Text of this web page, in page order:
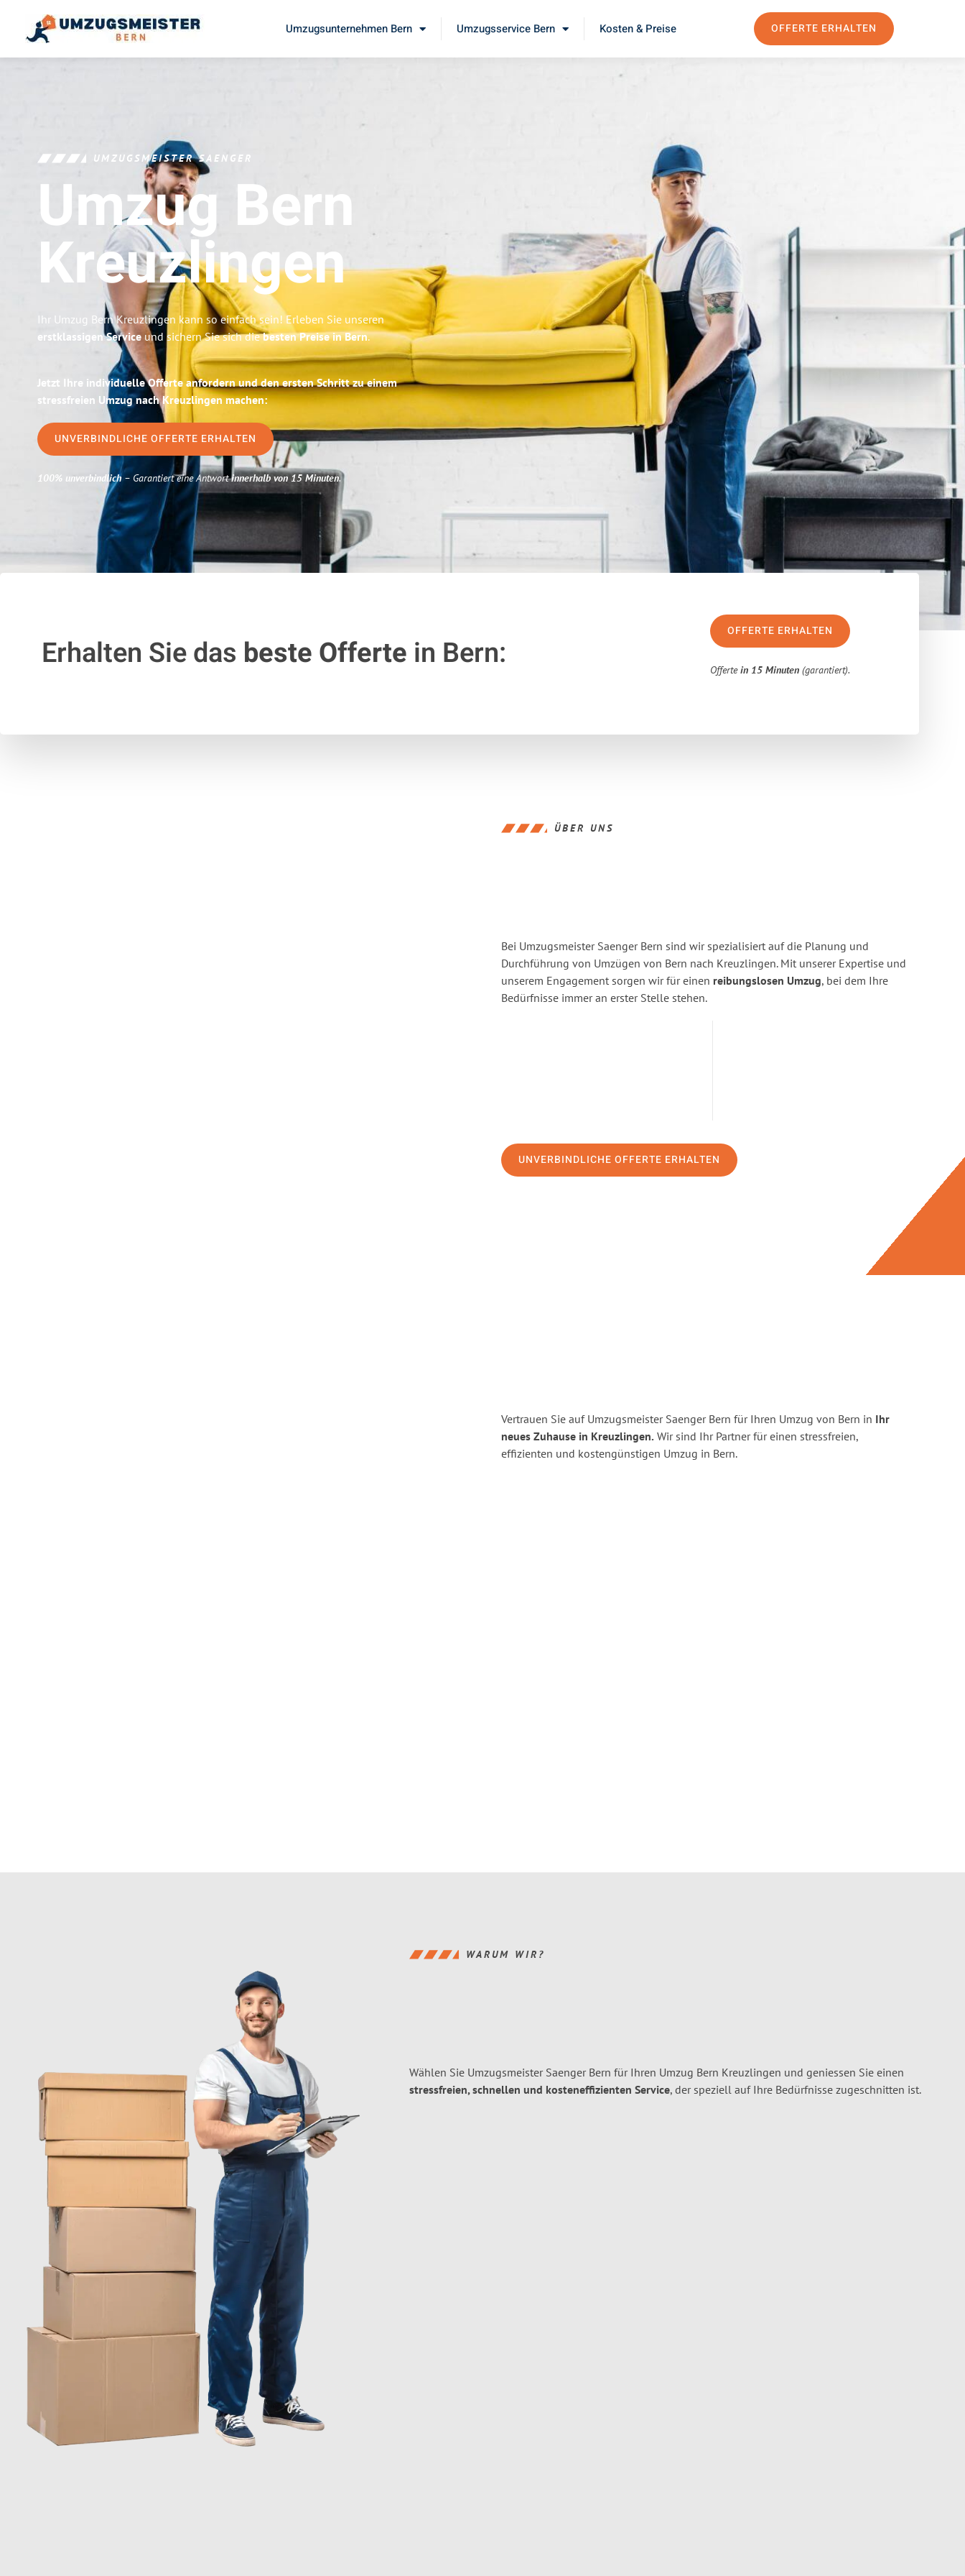
Umzugsunternehmen Bern Umzugsservice Bern Kosten & Preise OFFERTE ERHALTEN
UMZUGSMEISTER SAENGER
Umzug Bern
Kreuzlingen
Ihr Umzug Bern Kreuzlingen kann so einfach sein! Erleben Sie unseren
erstklassigen Service und sichern Sie sich diebesten Preise in Bern.
Jetzt Ihre individuelle Offerte anfordern und den ersten Schritt zu einem
stressfreien Umzug nach Kreuzlingen machen:
UNVERBINDLICHE OFFERTE ERHALTEN
100% unverbindlich– Garantiert eine Antwortinnerhalb von 15 Minuten.
Erhalten Sie das beste Offerte in Bern:
OFFERTE ERHALTEN
Offertein 15 Minuten (garantiert).
ÜBER UNS
Bei Umzugsmeister Saenger Bern sind wir spezialisiert auf die Planung und
Durchführung von Umzügen von Bern nach Kreuzlingen. Mit unserer Expertise und
unserem Engagement sorgen wir für einen reibungslosen Umzug, bei dem Ihre
Bedürfnisse immer an erster Stelle stehen.
UNVERBINDLICHE OFFERTE ERHALTEN
Vertrauen Sie auf Umzugsmeister Saenger Bern für Ihren Umzug von Bern in Ihr
neues Zuhause in Kreuzlingen. Wir sind Ihr Partner für einen stressfreien,
effizienten und kostengünstigen Umzug in Bern.
WARUM WIR?
Wählen Sie Umzugsmeister Saenger Bern für Ihren Umzug Bern Kreuzlingen und geniessen Sie einen
stressfreien, schnellen und kosteneffizienten Service, der speziell auf Ihre Bedürfnisse zugeschnitten ist.